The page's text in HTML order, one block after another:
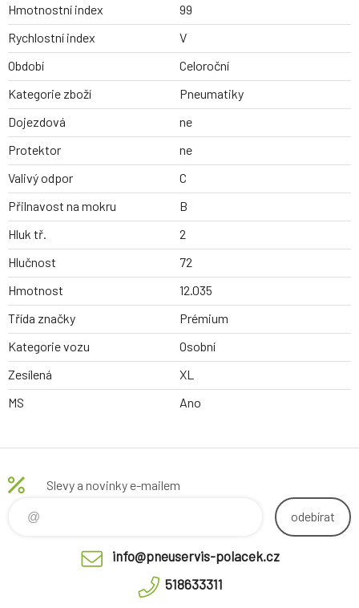
Hmotnostní index
99
Rychlostní index
V
Období
Celoroční
Kategorie zboží
Pneumatiky
Dojezdová
ne
Protektor
ne
Valivý odpor
C
Přilnavost na mokru
B
Hluk tř.
2
Hlučnost
72
Hmotnost
12.035
Třída značky
Prémium
Kategorie vozu
Osobní
Zesílená
XL
MS
Ano
Slevy a novinky e-mailem
odebírat
info@pneuservis-polacek.cz
518633311